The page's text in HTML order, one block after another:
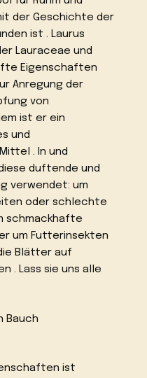
der Geschichte der
ist . Laurus
Lauraceae und
Eigenschaften
Anregung der
von
ist er ein
und
. In und
duftende und
verwendet: um
oder schlechte
schmackhafte
um Futterinsekten
Blätter auf
. Lass sie uns alle
Bauch
ist